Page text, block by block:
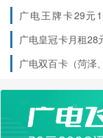
维吾尔自治区
地区,新疆维吾
吾尔自治区奎
疆维吾尔自治
屯市,新疆维
新疆维吾尔自
广电王牌卡29元
南）
广电皇冠卡月租28
坊青岛济南）
广电双百卡（菏泽